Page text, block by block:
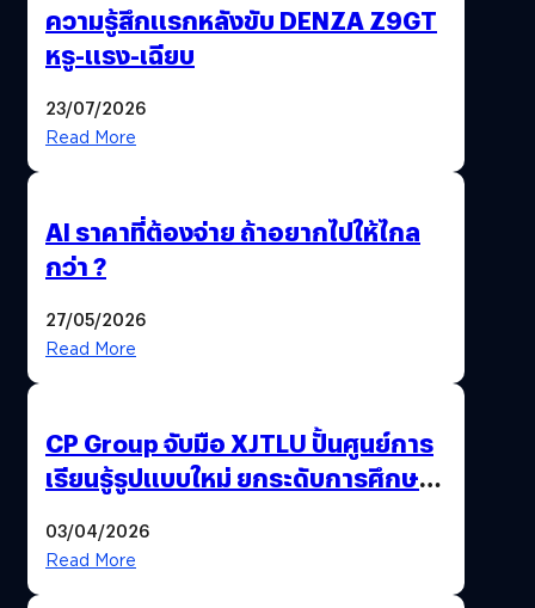
ความรู้สึกแรกหลังขับ DENZA Z9GT
หรู-แรง-เฉียบ
23/07/2026
Read More
AI ราคาที่ต้องจ่าย ถ้าอยากไปให้ไกล
กว่า ?
27/05/2026
Read More
CP Group จับมือ XJTLU ปั้นศูนย์การ
เรียนรู้รูปแบบใหม่ ยกระดับการศึกษา
03/04/2026
Read More